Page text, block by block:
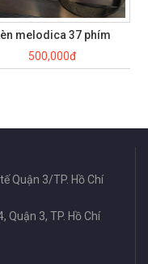
melodica 37 phím
500,000đ
Quận 3/TP. Hồ Chí
Quận 3, TP. Hồ Chí